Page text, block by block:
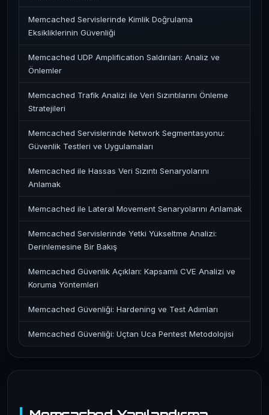
Memcached Servislerinde Kimlik Doğrulama
Eksikliklerinin Güvenliği
Memcached UDP Amplification Saldırıları: Analiz ve
Önlemler
Memcached Trafik Analizi ile Veri Sızıntılarını Önleme
Stratejileri
Memcached Servislerinde Network Segmentasyonu:
Güvenlik Testleri ve Uygulamaları
Memcached ile Hassas Veri Sızıntı Senaryolarını
Anlamak
Memcached ile Lateral Movement Senaryolarını Anlamak
Memcached Servislerinde Yetki Yükseltme Analizi:
Derinlemesine Bir Bakış
Memcached Güvenlik Açıkları: Kapsamlı CVE Analizi ve
Koruma Yöntemleri
Memcached Güvenliği: Hardening ve Test Adımları
Memcached Güvenliği: Uçtan Uca Pentest Metodolojisi